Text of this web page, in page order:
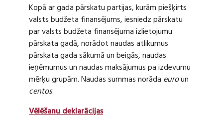
Kopā ar gada pārskatu partijas, kurām piešķirts
valsts budžeta finansējums, iesniedz pārskatu
par valsts budžeta finansējuma izlietojumu
pārskata gadā, norādot naudas atlikumus
pārskata gada sākumā un beigās, naudas
ieņēmumus un naudas maksājumus pa izdevumu
mērķu grupām. Naudas summas norāda euroun
centos.
Vēlēšanu deklarācijas